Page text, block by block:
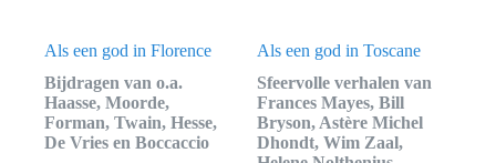
Als een god in Florence
Bijdragen van o.a.
Haasse, Moorde,
Forman, Twain, Hesse,
De Vries en Boccaccio
Als een god in Toscane
Sfeervolle verhalen van
Frances Mayes, Bill
Bryson, Astère Michel
Dhondt, Wim Zaal,